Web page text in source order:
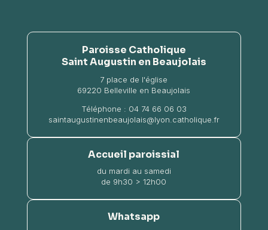
Paroisse Catholique
Saint Augustin en Beaujolais
7 place de l'église
69220 Belleville en Beaujolais
Téléphone : 04 74 66 06 03
saintaugustinenbeaujolais@lyon.catholique.fr
Accueil paroissial
du mardi au samedi
de 9h30 > 12h00
Whatsapp